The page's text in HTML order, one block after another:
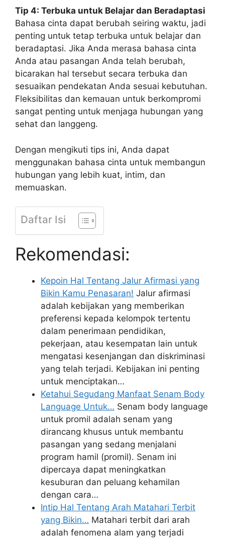
Tip 4: Terbuka untuk Belajar dan Beradaptasi
Bahasa cinta dapat berubah seiring waktu, jadi
penting untuk tetap terbuka untuk belajar dan
beradaptasi. Jika Anda merasa bahasa cinta
Anda atau pasangan Anda telah berubah,
bicarakan hal tersebut secara terbuka dan
sesuaikan pendekatan Anda sesuai kebutuhan.
Fleksibilitas dan kemauan untuk berkompromi
sangat penting untuk menjaga hubungan yang
sehat dan langgeng.
Dengan mengikuti tips ini, Anda dapat
menggunakan bahasa cinta untuk membangun
hubungan yang lebih kuat, intim, dan
memuaskan.
Daftar Isi
Rekomendasi:
Kepoin Hal Tentang Jalur Afirmasi yang
Bikin Kamu Penasaran! Jalur afirmasi
adalah kebijakan yang memberikan
preferensi kepada kelompok tertentu
dalam penerimaan pendidikan,
pekerjaan, atau kesempatan lain untuk
mengatasi kesenjangan dan diskriminasi
yang telah terjadi. Kebijakan ini penting
untuk menciptakan…
Ketahui Segudang Manfaat Senam Body
Language Untuk… Senam body language
untuk promil adalah senam yang
dirancang khusus untuk membantu
pasangan yang sedang menjalani
program hamil (promil). Senam ini
dipercaya dapat meningkatkan
kesuburan dan peluang kehamilan
dengan cara…
Intip Hal Tentang Arah Matahari Terbit
yang Bikin… Matahari terbit dari arah
adalah fenomena alam yang terjadi